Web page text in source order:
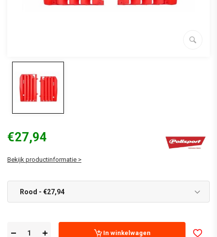
€27,94
Bekijk productinformatie >
Rood - €27,94
In winkelwagen